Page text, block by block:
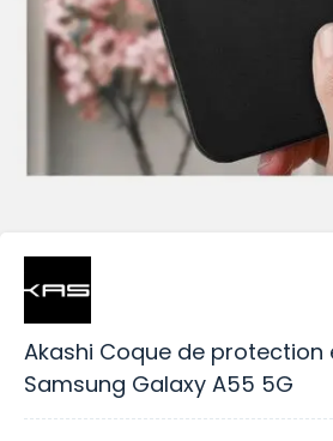
Akashi Coque de protection
Samsung Galaxy A55 5G